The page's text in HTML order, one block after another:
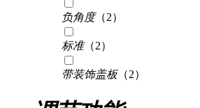
负角度（2）
标准（2）
带装饰盖板（2）